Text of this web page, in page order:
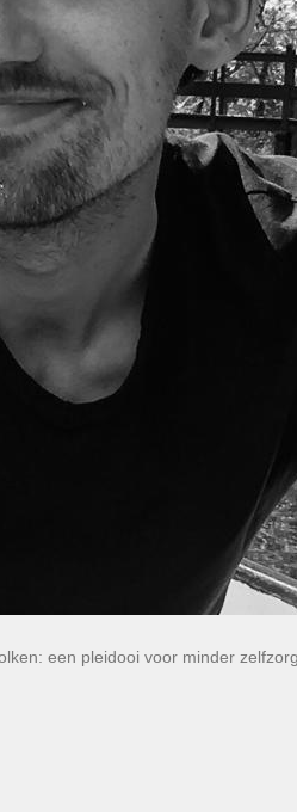
een pleidooi voor minder